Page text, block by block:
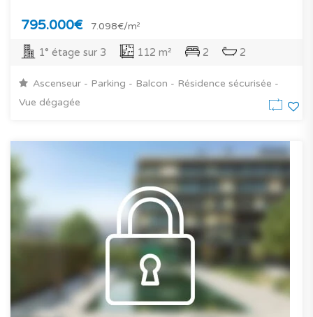
795.000€ 7.098€/m²
1° étage sur 3 112 m² 2 2
Ascenseur - Parking - Balcon - Résidence sécurisée -
Vue dégagée